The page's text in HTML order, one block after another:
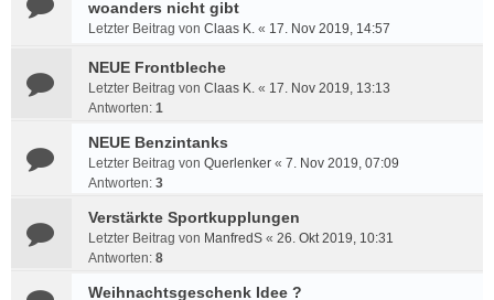
woanders nicht gibt
Letzter Beitrag von Claas K. « 17. Nov 2019, 14:57
NEUE Frontbleche
Letzter Beitrag von Claas K. « 17. Nov 2019, 13:13
Antworten: 1
NEUE Benzintanks
Letzter Beitrag von Querlenker « 7. Nov 2019, 07:09
Antworten: 3
Verstärkte Sportkupplungen
Letzter Beitrag von ManfredS « 26. Okt 2019, 10:31
Antworten: 8
Weihnachtsgeschenk Idee ?